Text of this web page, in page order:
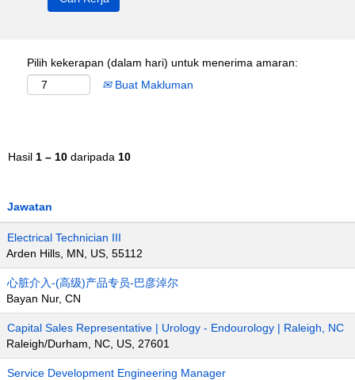
Pilih kekerapan (dalam hari) untuk menerima amaran:
Buat Makluman
Hasil 1 – 10 daripada 10
Jawatan
Electrical Technician III
Arden Hills, MN, US, 55112
心脏介入-(高级)产品专员-巴彦淖尔
Bayan Nur, CN
Capital Sales Representative | Urology - Endourology | Raleigh, NC
Raleigh/Durham, NC, US, 27601
Service Development Engineering Manager